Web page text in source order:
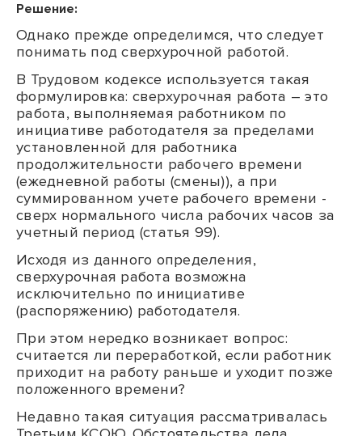
Решение:
Однако прежде определимся, что следует
понимать под сверхурочной работой.
В Трудовом кодексе используется такая
формулировка: сверхурочная работа – это
работа, выполняемая работником по
инициативе работодателя за пределами
установленной для работника
продолжительности рабочего времени
(ежедневной работы (смены)), а при
суммированном учете рабочего времени -
сверх нормального числа рабочих часов за
учетный период (статья 99).
Исходя из данного определения,
сверхурочная работа возможна
исключительно по инициативе
(распоряжению) работодателя.
При этом нередко возникает вопрос:
считается ли переработкой, если работник
приходит на работу раньше и уходит позже
положенного времени?
Недавно такая ситуация рассматривалась